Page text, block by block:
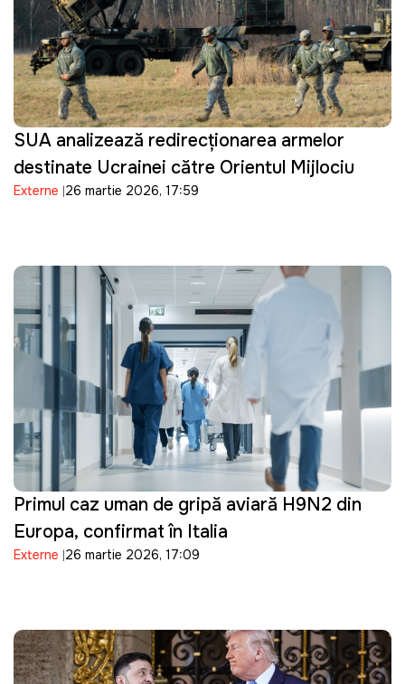
SUA analizează redirecționarea armelor
destinate Ucrainei către Orientul Mijlociu
Externe 26 martie 2026, 17:59
Primul caz uman de gripă aviară H9N2 din
Europa, confirmat în Italia
Externe 26 martie 2026, 17:09